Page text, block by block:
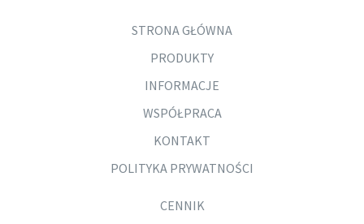
STRONA GŁÓWNA
PRODUKTY
INFORMACJE
WSPÓŁPRACA
KONTAKT
POLITYKA PRYWATNOŚCI
CENNIK